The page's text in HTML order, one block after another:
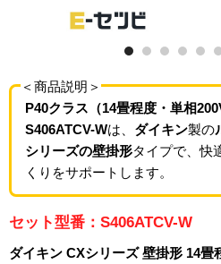
＜商品説明＞
P40クラス（14畳程度・単相
S406ATCV-Wは、 ダイキン製の
シリーズの壁掛形タイプで、快
くりをサポートします。
セット型番：S406ATCV-W
ダイキン CXシリーズ 壁掛形 14畳